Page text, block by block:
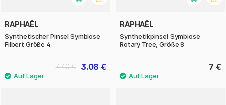
RAPHAËL
Synthetischer Pinsel Symbiose
Filbert Größe 4
3.08 €
4.40 €
RAPHAËL
Synthetikpinsel Symbiose
Rotary Tree, Größe 8
7 €